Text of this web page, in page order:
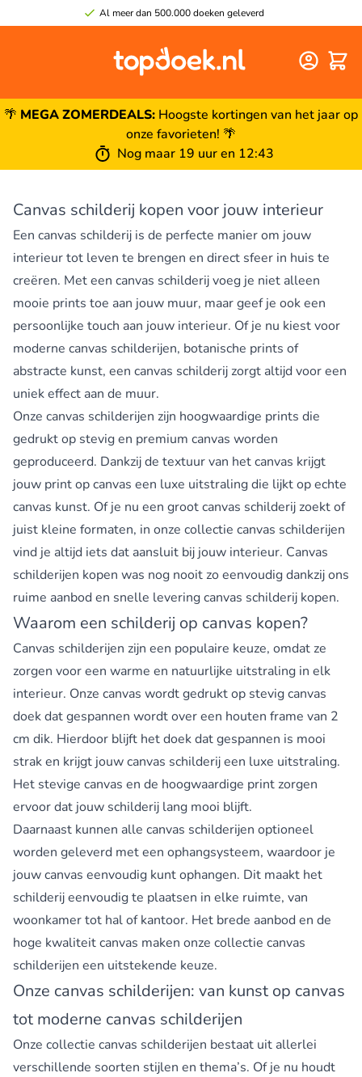
Al meer dan 500.000 doeken geleverd
🌴 MEGA ZOMERDEALS: Hoogste kortingen van het jaar op
onze favorieten! 🌴
Nog maar 19 uur en 12:43
Canvas schilderij kopen voor jouw interieur
Een canvas schilderij is de perfecte manier om jouw
interieur tot leven te brengen en direct sfeer in huis te
creëren. Met een canvas schilderij voeg je niet alleen
mooie prints toe aan jouw muur, maar geef je ook een
persoonlijke touch aan jouw interieur. Of je nu kiest voor
moderne canvas schilderijen, botanische prints of
abstracte kunst, een canvas schilderij zorgt altijd voor een
uniek effect aan de muur.
Onze canvas schilderijen zijn hoogwaardige prints die
gedrukt op stevig en premium canvas worden
geproduceerd. Dankzij de textuur van het canvas krijgt
jouw print op canvas een luxe uitstraling die lijkt op echte
canvas kunst. Of je nu een groot canvas schilderij zoekt of
juist kleine formaten, in onze collectie canvas schilderijen
vind je altijd iets dat aansluit bij jouw interieur. Canvas
schilderijen kopen was nog nooit zo eenvoudig dankzij ons
ruime aanbod en snelle levering canvas schilderij kopen.
Waarom een schilderij op canvas kopen?
Canvas schilderijen zijn een populaire keuze, omdat ze
zorgen voor een warme en natuurlijke uitstraling in elk
interieur. Onze canvas wordt gedrukt op stevig canvas
doek dat gespannen wordt over een houten frame van 2
cm dik. Hierdoor blijft het doek dat gespannen is mooi
strak en krijgt jouw canvas schilderij een luxe uitstraling.
Het stevige canvas en de hoogwaardige print zorgen
ervoor dat jouw schilderij lang mooi blijft.
Daarnaast kunnen alle canvas schilderijen optioneel
worden geleverd met een ophangsysteem, waardoor je
jouw canvas eenvoudig kunt ophangen. Dit maakt het
schilderij eenvoudig te plaatsen in elke ruimte, van
woonkamer tot hal of kantoor. Het brede aanbod en de
hoge kwaliteit canvas maken onze collectie canvas
schilderijen een uitstekende keuze.
Onze canvas schilderijen: van kunst op canvas
tot moderne canvas schilderijen
Onze collectie canvas schilderijen bestaat uit allerlei
verschillende soorten stijlen en thema’s. Of je nu houdt